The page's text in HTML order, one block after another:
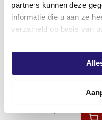
partners kunnen deze
informatie die u aan ze
verzameld op basis van